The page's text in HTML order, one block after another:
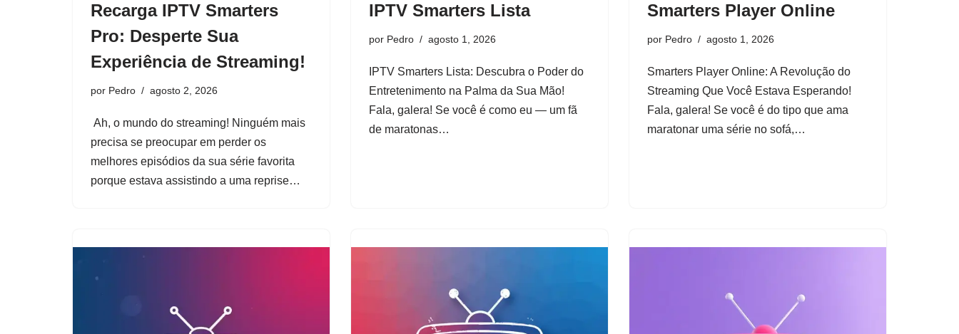
Recarga IPTV Smarters
Pro: Desperte Sua
Experiência de Streaming!
por Pedro agosto 2, 2026
Ah, o mundo do streaming! Ninguém mais
precisa se preocupar em perder os
melhores episódios da sua série favorita
porque estava assistindo a uma reprise…
IPTV Smarters Lista
por Pedro agosto 1, 2026
IPTV Smarters Lista: Descubra o Poder do
Entretenimento na Palma da Sua Mão!
Fala, galera! Se você é como eu — um fã
de maratonas…
Smarters Player Online
por Pedro agosto 1, 2026
Smarters Player Online: A Revolução do
Streaming Que Você Estava Esperando!
Fala, galera! Se você é do tipo que ama
maratonar uma série no sofá,…